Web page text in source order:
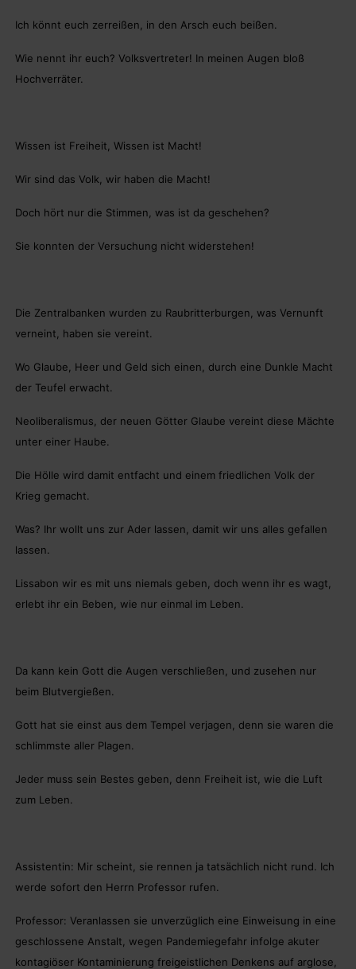
Ich könnt euch zerreißen, in den Arsch euch beißen.
Wie nennt ihr euch? Volksvertreter! In meinen Augen bloß
Hochverräter.
Wissen ist Freiheit, Wissen ist Macht!
Wir sind das Volk, wir haben die Macht!
Doch hört nur die Stimmen, was ist da geschehen?
Sie konnten der Versuchung nicht widerstehen!
Die Zentralbanken wurden zu Raubritterburgen, was Vernunft
verneint, haben sie vereint.
Wo Glaube, Heer und Geld sich einen, durch eine Dunkle Macht
der Teufel erwacht.
Neoliberalismus, der neuen Götter Glaube vereint diese Mächte
unter einer Haube.
Die Hölle wird damit entfacht und einem friedlichen Volk der
Krieg gemacht.
Was? Ihr wollt uns zur Ader lassen, damit wir uns alles gefallen
lassen.
Lissabon wir es mit uns niemals geben, doch wenn ihr es wagt,
erlebt ihr ein Beben, wie nur einmal im Leben.
Da kann kein Gott die Augen verschließen, und zusehen nur
beim Blutvergießen.
Gott hat sie einst aus dem Tempel verjagen, denn sie waren die
schlimmste aller Plagen.
Jeder muss sein Bestes geben, denn Freiheit ist, wie die Luft
zum Leben.
Assistentin: Mir scheint, sie rennen ja tatsächlich nicht rund. Ich
werde sofort den Herrn Professor rufen.
Professor: Veranlassen sie unverzüglich eine Einweisung in eine
geschlossene Anstalt, wegen Pandemiegefahr infolge akuter
kontagiöser Kontaminierung freigeistlichen Denkens auf arglose,